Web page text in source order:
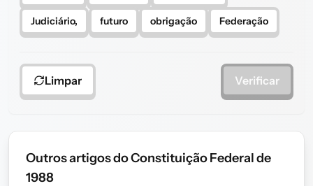
Judiciário, futuro obrigação Federação
Limpar Verificar
Outros artigos do Constituição Federal de
1988